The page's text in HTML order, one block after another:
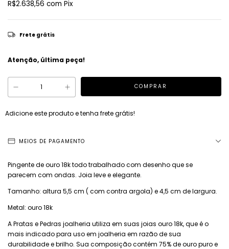
R$2.638,56 com Pix
Frete grátis
Atenção, última peça!
Adicione este produto etenha frete grátis!
MEIOS DE PAGAMENTO
Pingente de ouro 18k todo trabalhado com desenho que se
parecem com ondas. Joia leve e elegante.
Tamanho: altura 5,5 cm ( com contra argola) e 4,5 cm de largura.
Metal: ouro 18k
A Pratas e Pedras joalheria utiliza em suas joias ouro 18k, que é o
mais indicado para uso em joalheria em razão de sua
durabilidade e brilho. Sua composição contém 75% de ouro puro e